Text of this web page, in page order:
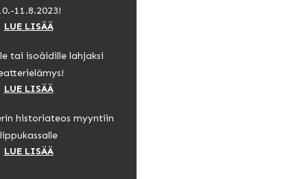
11.8.2023!
LUE LISÄÄ
tai isoäidille lahjaksi
LUE LISÄÄ
historiateos myyntiin
lippukassalle
LUE LISÄÄ